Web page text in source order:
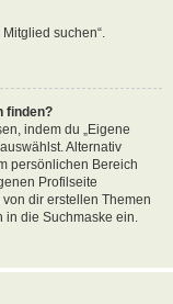
suchen“.
finden?
indem du „Eigene
Alternativ
persönlichen Bereich
Profilseite
dir erstellen Themen
die Suchmaske ein.